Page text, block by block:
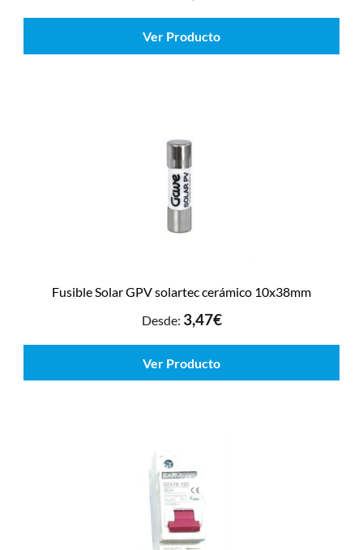
Ver Producto
Fusible Solar GPV solartec cerámico 10x38mm
Desde: 3,47€
Ver Producto